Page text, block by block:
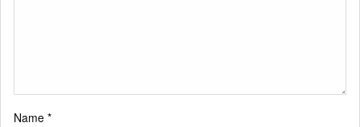
Name *